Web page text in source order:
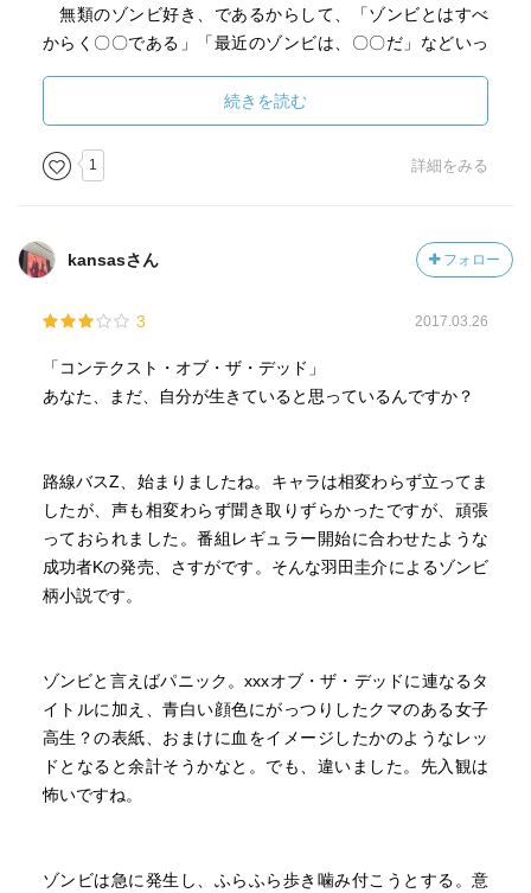
無類のゾンビ好き、であるからして、「ゾンビとはすべ
からく〇〇である」「最近のゾンビは、〇〇だ」などいっ
クスト・『オブ・ザ・デッド』」というタイトル・・・ゾ
ンビが登場する。読みながら脳内では、勝手にゾンビに関
するストーリー・フローチャートが構築されて、それに沿
って文章を進めていったんだよね。それが第一部。
に向けて「今、自分が見ているモノから判断をする（＝過
去の文脈に頼らない）」といったセリフを自身に投げかけ
いるデモに加わらない決断をするあたりから「うん？おか
しいぞ？普通のゾンビものとは違うぞ？」という違和感
が。そりゃそうなのだけどね、ただのゾンビものを書くこ
ブ・ザ・デッド」の意味が色濃く出てくる。自分自身もそ
うだけど、最近はストーリーを自身のコンテンツにくっつ
ける意識が本当に流行していて・・・自分自身も、その意
見に大いに賛成で、なんとかしてストーリーを作ろうと思
案している。このストーリーはコンテクスト（文脈）と読
クスト＝文脈に、この作品は違った角度で切り込んでいる
のだよね。その下敷きとして文脈が積み上がっている「ゾ
ンビ」というコンテンツを利用したというね。ゾンビっ
て、どんな他ホラーキャラも肩を並べることができないぐ
らい多種多様な分派がされていて、綿々と、脈々と（まさ
そこに、おそらくは羽田圭介さんご自身が色々と抱えて
続きを読む
1 詳細をみる
kansasさん フォロー
3 2017.03.26
「コンテクスト・オブ・ザ・デッド」
あなた、まだ、自分が生きていると思っているんですか？
路線バスZ、始まりましたね。キャラは相変わらず立ってま
したが、声も相変わらず聞き取りずらかったですが、頑張
っておられました。番組レギュラー開始に合わせたような
成功者Kの発売、さすがです。そんな羽田圭介によるゾンビ
柄小説です。
ゾンビと言えばパニック。xxxオブ・ザ・デッドに連なるタ
イトルに加え、青白い顔色にがっつりしたクマのある女子
高生？の表紙、おまけに血をイメージしたかのようなレッ
ドとなると余計そうかなと。でも、違いました。先入観は
怖いですね。
ゾンビは急に発生し、ふらふら歩き噛み付こうとする。意